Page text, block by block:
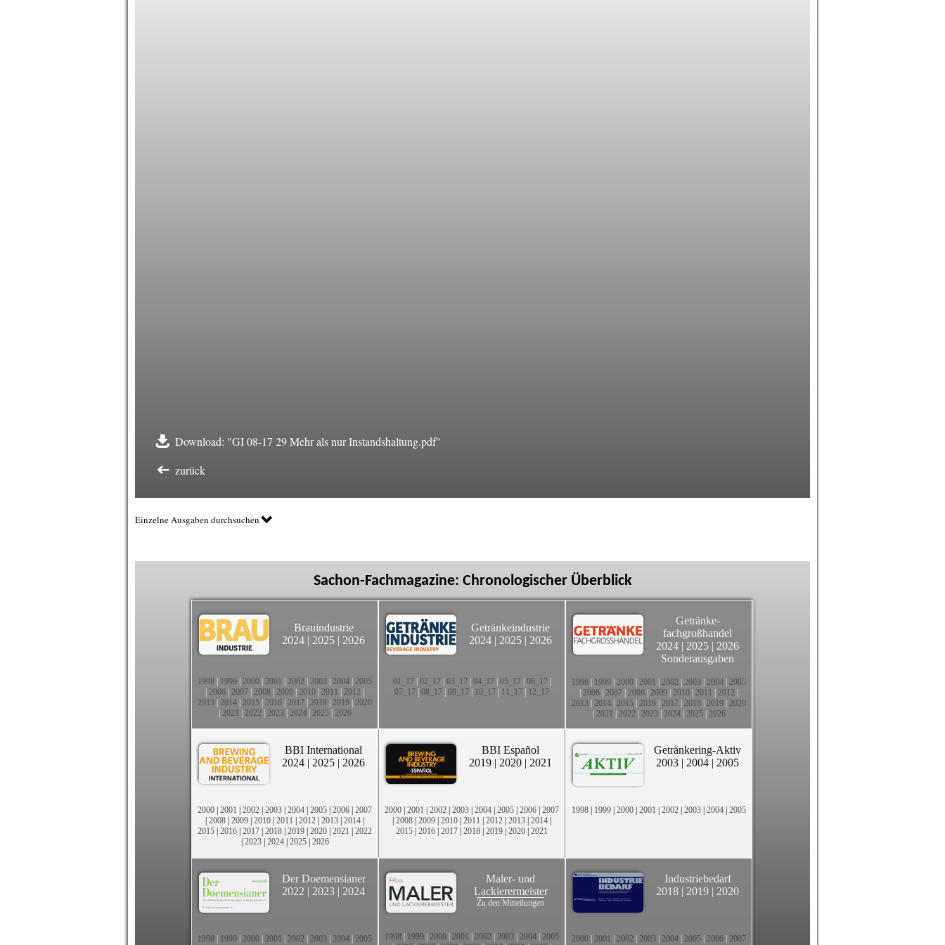
Download: "GI 08-17 29 Mehr als nur Instandshaltung.pdf"
zurück
Einzelne Ausgaben durchsuchen
Sachon-Fachmagazine: Chronologischer Überblick
Brauindustrie
2024 | 2025 | 2026
1998 1999 2000 2001 2002 2003 2004 2005
2006 2007 2008 2009 2010 2011 2012
2013 2014 2015 2016 2017 2018 2019 2020
2021 2022 2023| 2024| 2025| 2026
Getränkeindustrie
2024 | 2025 | 2026
01_17| 02_17| 03_17| 04_17| 05_17| 06_17|
07_17 08_17 09_17 10_17 11_17 12_17
Getränke-
fachgroßhandel
2024 | 2025 | 2026
Sonderausgaben
1998 1999 2000 2001 2002 2003 2004 2005
2006 2007 2008 2009 2010 2011 2012
2013 2014 2015 2016 2017 2018 2019 2020
2021 2022 2023| 2024| 2025| 2026
BBI International
2024 | 2025 | 2026
2000 | 2001 | 2002 | 2003 | 2004 | 2005 | 2006 | 2007
| 2008 | 2009 | 2010 | 2011 | 2012 | 2013 | 2014 |
2015 | 2016 | 2017 | 2018 | 2019 | 2020 | 2021 | 2022
| 2023| 2024| 2025| 2026
BBI Español
2019 | 2020 | 2021
2000 | 2001 | 2002 | 2003 | 2004 | 2005 | 2006 | 2007
| 2008 | 2009 | 2010 | 2011 | 2012 | 2013 | 2014 |
2015 | 2016 | 2017 | 2018 | 2019 | 2020 | 2021
Getränkering-Aktiv
2003 | 2004 | 2005
1998 | 1999 | 2000 | 2001 | 2002 | 2003 | 2004 | 2005
Der Doemensianer
2022 | 2023 | 2024
1998 1999 2000 2001 2002 2003 2004 2005
Maler- und
Lackierermeister
Zu den Mitteilungen
1998 1999 2000 2001 2002 2003 2004 2005
Industriebedarf
2018 | 2019 | 2020
2000 2001 2002 2003 2004 2005 2006 2007